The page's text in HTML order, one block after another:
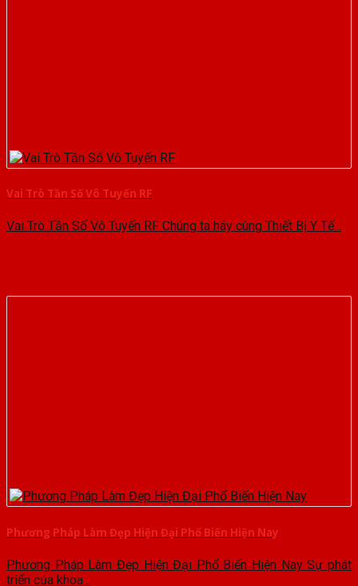
Vai Trò Tần Số Vô Tuyến RF
Vai Trò Tần Số Vô Tuyến RF Chúng ta hãy cùng Thiết Bị Y Tế...
Phương Pháp Làm Đẹp Hiện Đại Phổ Biến Hiện Nay
Phương Pháp Làm Đẹp Hiện Đại Phổ Biến Hiện Nay Sự phát
triển của khoa...